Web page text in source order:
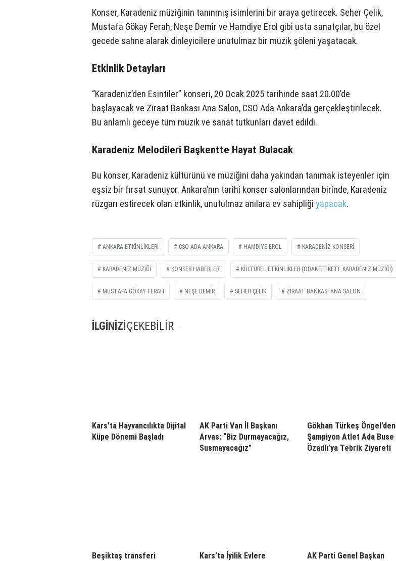
Konser, Karadeniz müziğinin tanınmış isimlerini bir araya getirecek. Seher Çelik,
Mustafa Gökay Ferah, Neşe Demir ve Hamdiye Erol gibi usta sanatçılar, bu özel
gecede sahne alarak dinleyicilere unutulmaz bir müzik şöleni yaşatacak.
Etkinlik Detayları
“Karadeniz’den Esintiler” konseri, 20 Ocak 2025 tarihinde saat 20.00’de
başlayacak ve Ziraat Bankası Ana Salon, CSO Ada Ankara’da gerçekleştirilecek.
Bu anlamlı geceye tüm müzik ve sanat tutkunları davet edildi.
Karadeniz Melodileri Başkentte Hayat Bulacak
Bu konser, Karadeniz kültürünü ve müziğini daha yakından tanımak isteyenler için
eşsiz bir fırsat sunuyor. Ankara’nın tarihi konser salonlarından birinde, Karadeniz
rüzgarı estirecek olan etkinlik, unutulmaz anılara ev sahipliği yapacak.
ANKARA ETKINLIKLERI CSO ADA ANKARA HAMDIYE EROL KARADENIZ KONSERI
KARADENIZ MÜZIĞI KONSER HABERLERI KÜLTÜREL ETKINLIKLER (ODAK ETIKETI: KARADENIZ MÜZIĞI)
MUSTAFA GÖKAY FERAH NEŞE DEMIR SEHER ÇELIK ZIRAAT BANKASI ANA SALON
İLGİNİZİÇEKEBİLİR
Kars’ta Hayvancılıkta Dijital
Küpe Dönemi Başladı
AK Parti Van İl Başkanı
Arvas: “Biz Durmayacağız,
Susmayacağız”
Gökhan Türkeş Öngel’den
Şampiyon Atlet Ada Buse
Özadlı’ya Tebrik Ziyareti
Beşiktaş transferi
Kars’ta İyilik Evlere
AK Parti Genel Başkan